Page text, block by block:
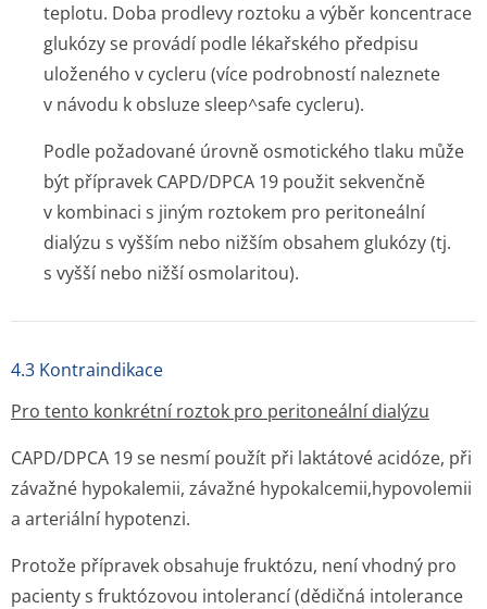
teplotu. Doba prodlevy roztoku a výběr koncentrace
glukózy se provádí podle lékařského předpisu
uloženého v cycleru (více podrobností naleznete
v návodu k obsluzesleep^safe cycleru).
Podle požadované úrovně osmotického tlaku může
být přípravek CAPD/DPCA 19 použit sekvenčně
v kombinaci s jiným roztokem pro peritoneální
dialýzu s vyšším nebo nižším obsahem glukózy (tj.
s vyšší nebo nižší osmolaritou).
4.3 Kontraindikace
Pro tento konkrétní roztok pro peritoneální dialýzu
CAPD/DPCA 19 se nesmí použít při laktátové acidóze, při
závažné hypokalemii, závažné hypokalcemii,hy­povolemii
a arteriální hypotenzi.
Protože přípravek obsahuje fruktózu, není vhodný pro
pacienty s fruktózovou intolerancí (dědičná intolerance